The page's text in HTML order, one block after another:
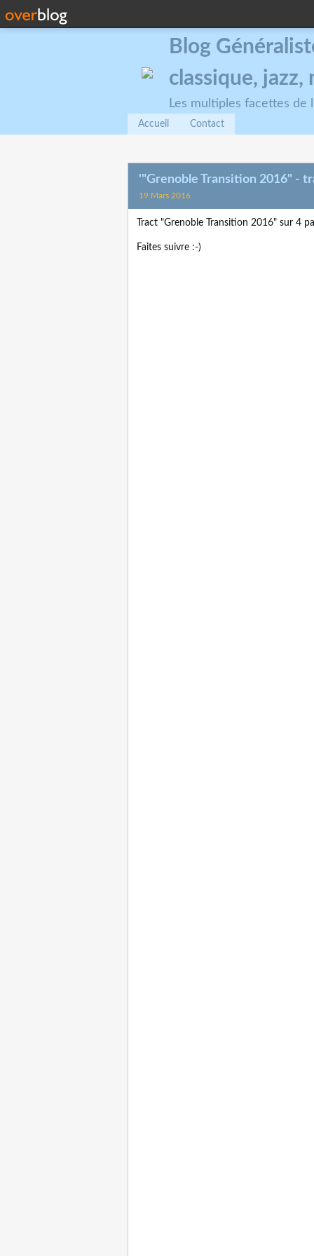
Blog
classique,
Les multiples facettes de
Accueil Contact
'"Grenoble Transition 2016" -
19 Mars 2016
Tract "Grenoble Transition 2016" sur 4
Faites suivre :-)